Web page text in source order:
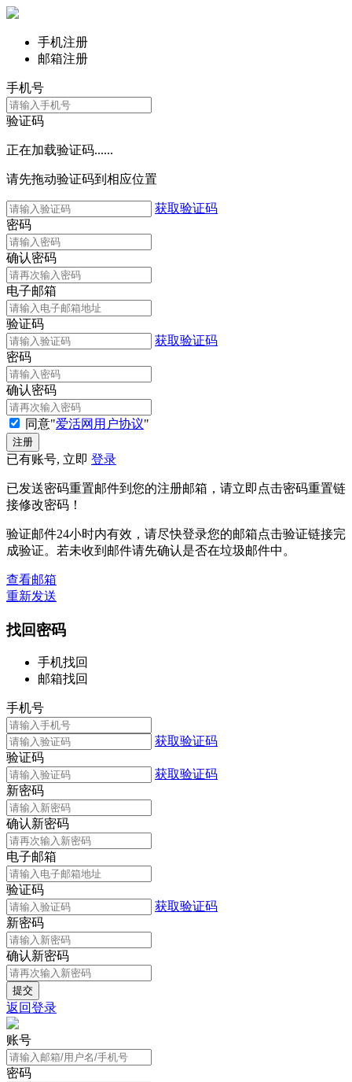
手机注册
邮箱注册
手机号
验证码
正在加载验证码......
请先拖动验证码到相应位置
获取验证码
密码
确认密码
电子邮箱
验证码
获取验证码
密码
确认密码
同意"爱活网用户协议"
已有账号, 立即 登录
已发送密码重置邮件到您的注册邮箱，请立即点击密码重置链
接修改密码！
验证邮件24小时内有效，请尽快登录您的邮箱点击验证链接完
成验证。若未收到邮件请先确认是否在垃圾邮件中。
查看邮箱
重新发送
找回密码
手机找回
邮箱找回
手机号
获取验证码
验证码
获取验证码
新密码
确认新密码
电子邮箱
验证码
获取验证码
新密码
确认新密码
返回登录
账号
密码